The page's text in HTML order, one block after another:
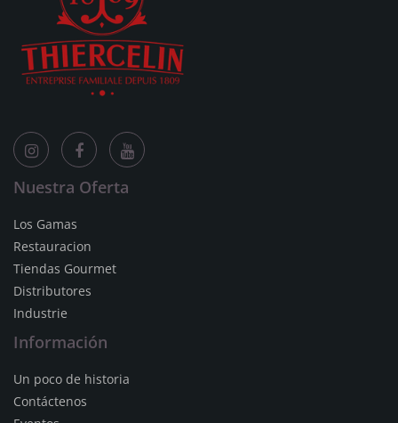
Nuestra Oferta
Los Gamas
Restauracion
Tiendas Gourmet
Distributores
Industrie
Información
Un poco de historia
Contáctenos